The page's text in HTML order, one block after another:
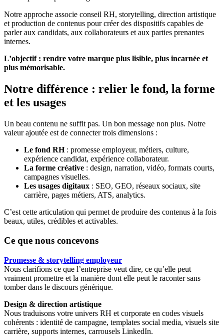
Notre approche associe conseil RH, storytelling, direction artistique
et production de contenus pour créer des dispositifs capables de
parler aux candidats, aux collaborateurs et aux parties prenantes
internes.
L’objectif : rendre votre marque plus lisible, plus incarnée et
plus mémorisable.
Notre différence : relier le fond, la forme
et les usages
Un beau contenu ne suffit pas. Un bon message non plus. Notre
valeur ajoutée est de connecter trois dimensions :
Le fond RH: promesse employeur, métiers, culture,
expérience candidat, expérience collaborateur.
La forme créative : design, narration, vidéo, formats courts,
campagnes visuelles.
Les usages digitaux : SEO, GEO, réseaux sociaux, site
carrière, pages métiers, ATS, analytics.
C’est cette articulation qui permet de produire des contenus à la fois
beaux, utiles, crédibles et activables.
Ce que nous concevons
Promesse & storytelling employeur
Nous clarifions ce que l’entreprise veut dire, ce qu’elle peut
vraiment promettre et la manière dont elle peut le raconter sans
tomber dans le discours générique.
Design & direction artistique
Nous traduisons votre univers RH et corporate en codes visuels
cohérents : identité de campagne, templates social media, visuels site
carrière, supports internes, carrousels LinkedIn.